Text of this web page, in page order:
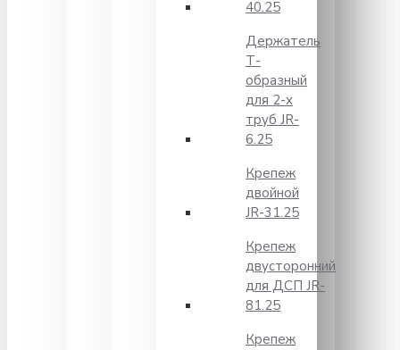
40.25
Держатель
Т-
образный
для 2-х
труб JR-
6.25
Крепеж
двойной
JR-31.25
Крепеж
двусторонний
для ДСП JR-
81.25
Крепеж